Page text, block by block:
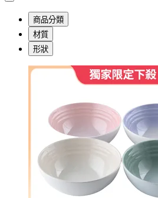
商品分類
材質
形狀